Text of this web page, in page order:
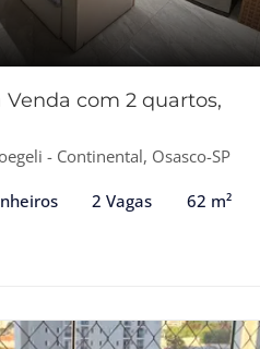
com 2 quartos,
- Continental, Osasco-SP
2 Vagas 62 m²